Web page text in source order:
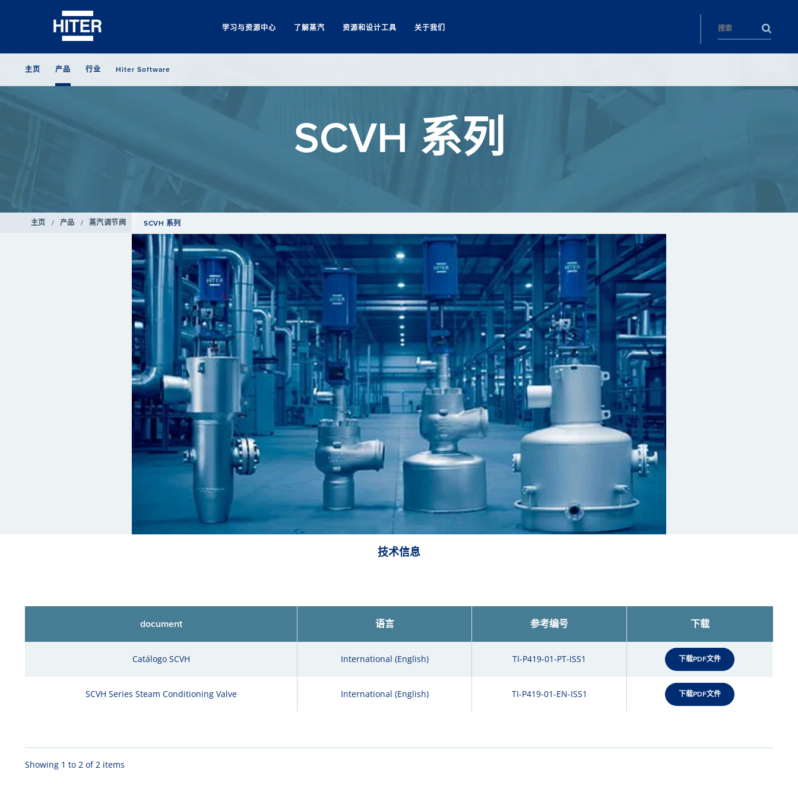
学习与资源中心 了解蒸汽 资源和设计工具 关于我们
主页 产品 行业 Hiter Software
SCVH 系列
主页 / 产品 / 蒸汽调节阀 SCVH 系列
技术信息
document 语言 参考编号 下载
Catálogo SCVH International (English) TI-P419-01-PT-ISS1 下载PDF文件
SCVH Series Steam Conditioning Valve International (English) TI-P419-01-EN-ISS1 下载PDF文件
Showing 1 to 2 of 2 items